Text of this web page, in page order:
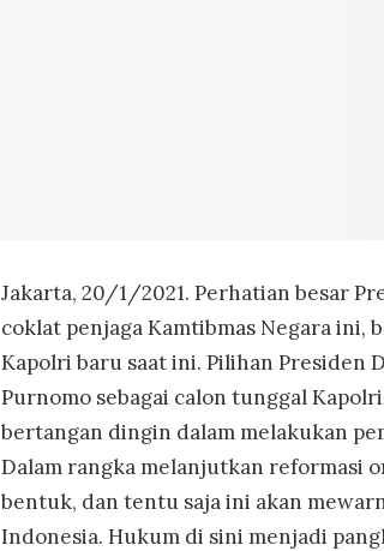
Jakarta, 20/1/2021. Perhatian besar
coklat penjaga Kamtibmas Negara
Kapolri baru saat ini. Pilihan Presiden
Purnomo sebagai calon tunggal
bertangan dingin dalam melakukan
Dalam rangka melanjutkan reformasi
bentuk, dan tentu saja ini akan
Indonesia. Hukum di sini menjadi